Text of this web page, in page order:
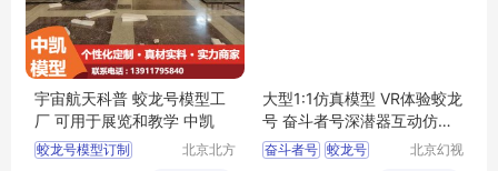
宇宙航天科普 蛟龙号模型工
厂 可用于展览和教学 中凯
蛟龙号模型订制
北京北方
大型1:1仿真模型 VR体验蛟龙
号 奋斗者号深潜器互动仿真
舱 模拟舱
奋斗者号 蛟龙号
北京幻视